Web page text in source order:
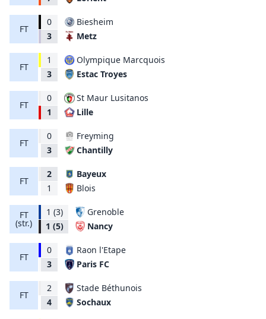
FT
0
3
Biesheim
Metz
FT
1
3
Olympique Marcquois
Estac Troyes
FT
0
1
St Maur Lusitanos
Lille
FT
0
3
Freyming
Chantilly
FT
2
1
Bayeux
Blois
FT
(str.)
1 (3)
1 (5)
Grenoble
Nancy
FT
0
3
Raon l'Etape
Paris FC
FT
2
4
Stade Béthunois
Sochaux